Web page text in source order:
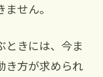
せん。
ときには、今ま
き方が求められ